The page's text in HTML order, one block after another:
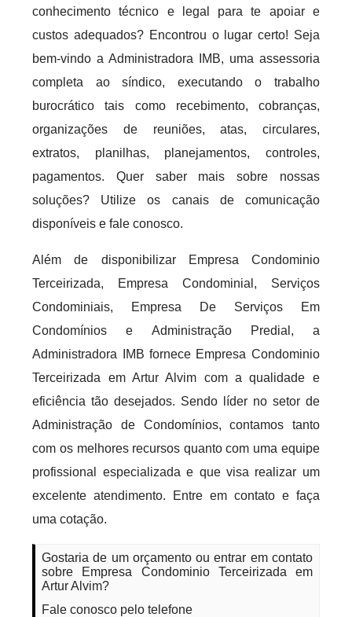
conhecimento técnico e legal para te apoiar e
custos adequados? Encontrou o lugar certo! Seja
bem-vindo a Administradora IMB, uma assessoria
completa ao síndico, executando o trabalho
burocrático tais como recebimento, cobranças,
organizações de reuniões, atas, circulares,
extratos, planilhas, planejamentos, controles,
pagamentos. Quer saber mais sobre nossas
soluções? Utilize os canais de comunicação
disponíveis e fale conosco.
Além de disponibilizar Empresa Condominio
Terceirizada, Empresa Condominial, Serviços
Condominiais, Empresa De Serviços Em
Condomínios e Administração Predial, a
Administradora IMB fornece Empresa Condominio
Terceirizada em Artur Alvim com a qualidade e
eficiência tão desejados. Sendo líder no setor de
Administração de Condomínios, contamos tanto
com os melhores recursos quanto com uma equipe
profissional especializada e que visa realizar um
excelente atendimento. Entre em contato e faça
uma cotação.
Gostaria de um orçamento ou entrar em contato
sobre Empresa Condominio Terceirizada em
Artur Alvim?
Fale conosco pelo telefone